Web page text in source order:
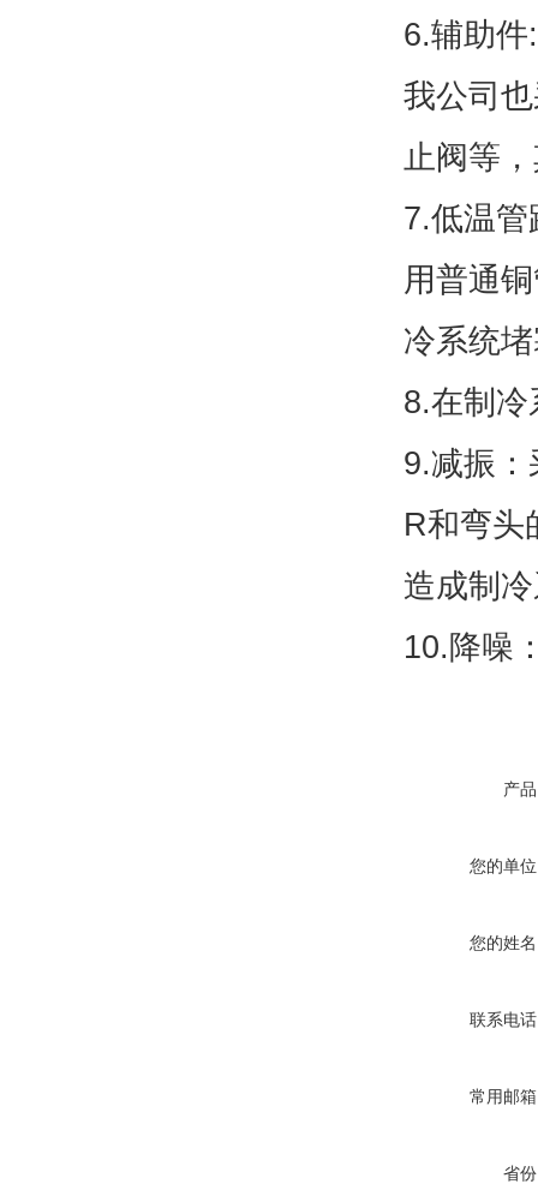
6.辅助
我公司
止阀等
7.低温
用普通
冷系统
8.在制
9.减振
R和弯头
造成制
10.降噪
产
您的单
您的姓
联系电
常用邮
省